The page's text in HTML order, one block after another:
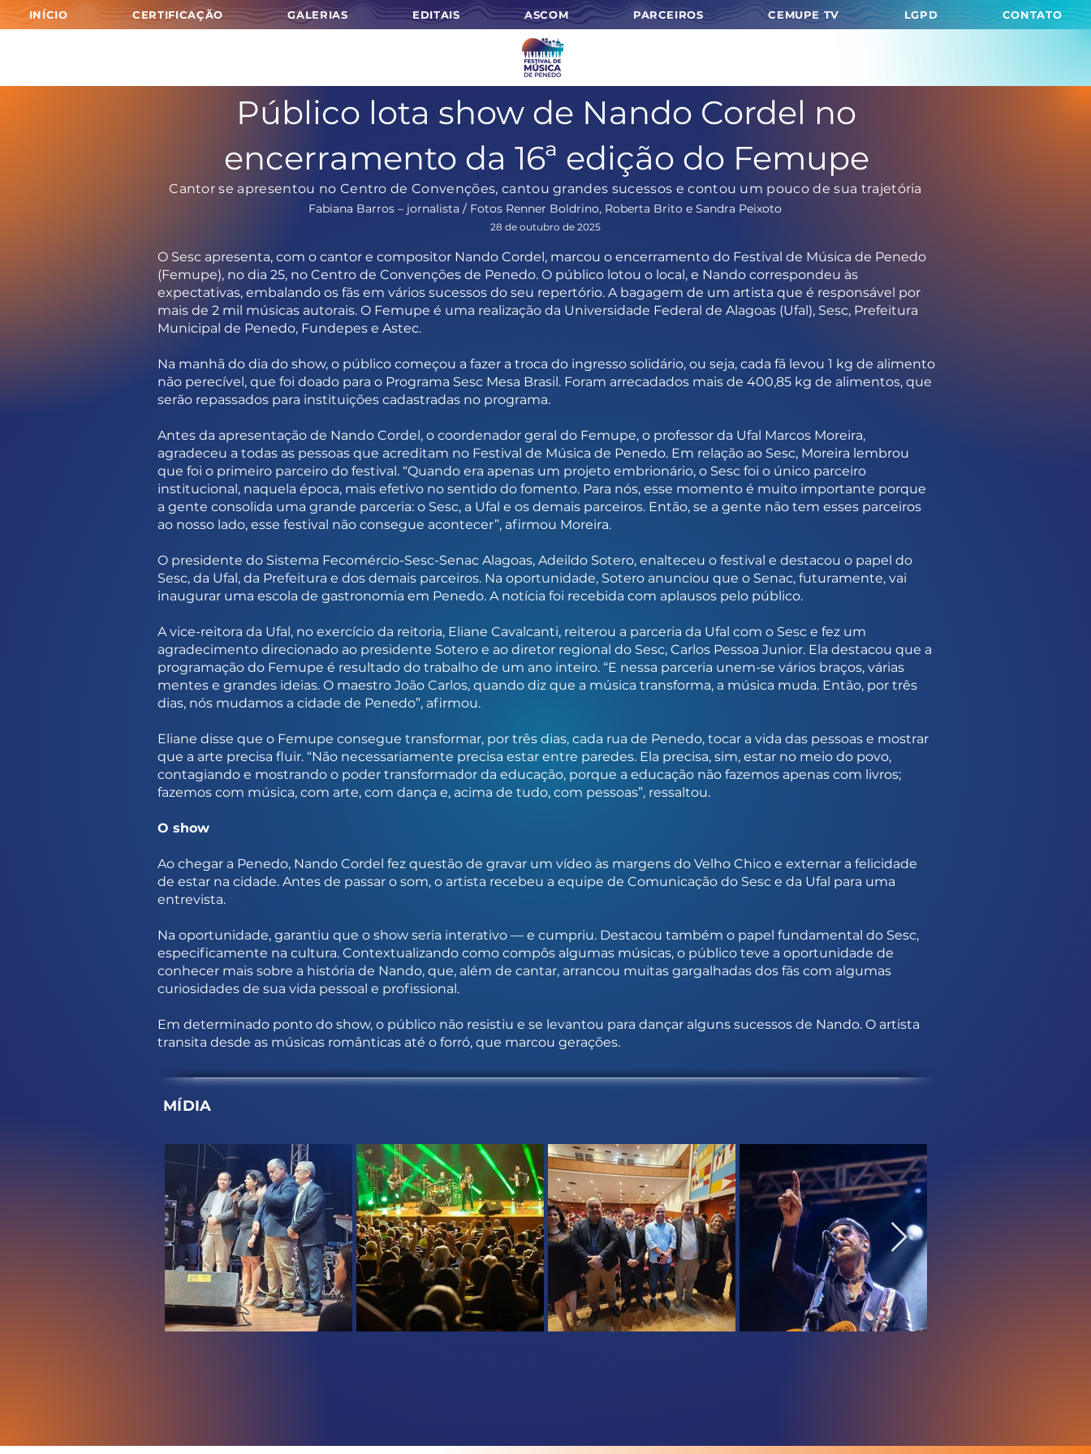
INÍCIO CERTIFICAÇÃO GALERIAS EDITAIS ASCOM PARCEIROS CEMUPE TV LGPD CONTATO
Público lota show de Nando Cordel no
encerramento da 16ª edição do Femupe
Cantor se apresentou no Centro de Convenções, cantou grandes sucessos e contou um pouco de sua trajetória
Fabiana Barros – jornalista / Fotos Renner Boldrino, Roberta Brito e Sandra Peixoto
28 de outubro de 2025
O Sesc apresenta, com o cantor e compositor Nando Cordel, marcou o encerramento do Festival de Música de Penedo
(Femupe), no dia 25, no Centro de Convenções de Penedo. O público lotou o local, e Nando correspondeu às
expectativas, embalando os fãs em vários sucessos do seu repertório. A bagagem de um artista que é responsável por
mais de 2 mil músicas autorais. O Femupe é uma realização da Universidade Federal de Alagoas (Ufal), Sesc, Prefeitura
Municipal de Penedo, Fundepes e Astec.
Na manhã do dia do show, o público começou a fazer a troca do ingresso solidário, ou seja, cada fã levou 1 kg de alimento
não perecível, que foi doado para o Programa Sesc Mesa Brasil. Foram arrecadados mais de 400,85 kg de alimentos, que
serão repassados para instituições cadastradas no programa.
Antes da apresentação de Nando Cordel, o coordenador geral do Femupe, o professor da Ufal Marcos Moreira,
agradeceu a todas as pessoas que acreditam no Festival de Música de Penedo. Em relação ao Sesc, Moreira lembrou
que foi o primeiro parceiro do festival. “Quando era apenas um projeto embrionário, o Sesc foi o único parceiro
institucional, naquela época, mais efetivo no sentido do fomento. Para nós, esse momento é muito importante porque
a gente consolida uma grande parceria: o Sesc, a Ufal e os demais parceiros. Então, se a gente não tem esses parceiros
ao nosso lado, esse festival não consegue acontecer”, afirmou Moreira.
O presidente do Sistema Fecomércio-Sesc-Senac Alagoas, Adeildo Sotero, enalteceu o festival e destacou o papel do
Sesc, da Ufal, da Prefeitura e dos demais parceiros. Na oportunidade, Sotero anunciou que o Senac, futuramente, vai
inaugurar uma escola de gastronomia em Penedo. A notícia foi recebida com aplausos pelo público.
A vice-reitora da Ufal, no exercício da reitoria, Eliane Cavalcanti, reiterou a parceria da Ufal com o Sesc e fez um
agradecimento direcionado ao presidente Sotero e ao diretor regional do Sesc, Carlos Pessoa Junior. Ela destacou que a
programação do Femupe é resultado do trabalho de um ano inteiro. “E nessa parceria unem-se vários braços, várias
mentes e grandes ideias. O maestro João Carlos, quando diz que a música transforma, a música muda. Então, por três
dias, nós mudamos a cidade de Penedo”, afirmou.
Eliane disse que o Femupe consegue transformar, por três dias, cada rua de Penedo, tocar a vida das pessoas e mostrar
que a arte precisa fluir. “Não necessariamente precisa estar entre paredes. Ela precisa, sim, estar no meio do povo,
contagiando e mostrando o poder transformador da educação, porque a educação não fazemos apenas com livros;
fazemos com música, com arte, com dança e, acima de tudo, com pessoas”, ressaltou.
O show
Ao chegar a Penedo, Nando Cordel fez questão de gravar um vídeo às margens do Velho Chico e externar a felicidade
de estar na cidade. Antes de passar o som, o artista recebeu a equipe de Comunicação do Sesc e da Ufal para uma
entrevista.
Na oportunidade, garantiu que o show seria interativo — e cumpriu. Destacou também o papel fundamental do Sesc,
especificamente na cultura. Contextualizando como compôs algumas músicas, o público teve a oportunidade de
conhecer mais sobre a história de Nando, que, além de cantar, arrancou muitas gargalhadas dos fãs com algumas
curiosidades de sua vida pessoal e profissional.
Em determinado ponto do show, o público não resistiu e se levantou para dançar alguns sucessos de Nando. O artista
transita desde as músicas românticas até o forró, que marcou gerações.
MÍDIA